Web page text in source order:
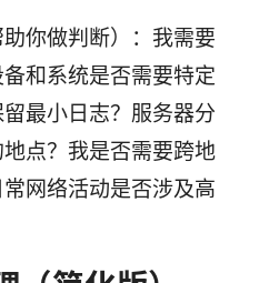
你做判断）：我需要
和系统是否需要特定
最小日志？服务器分
点？我是否需要跨地
网络活动是否涉及高